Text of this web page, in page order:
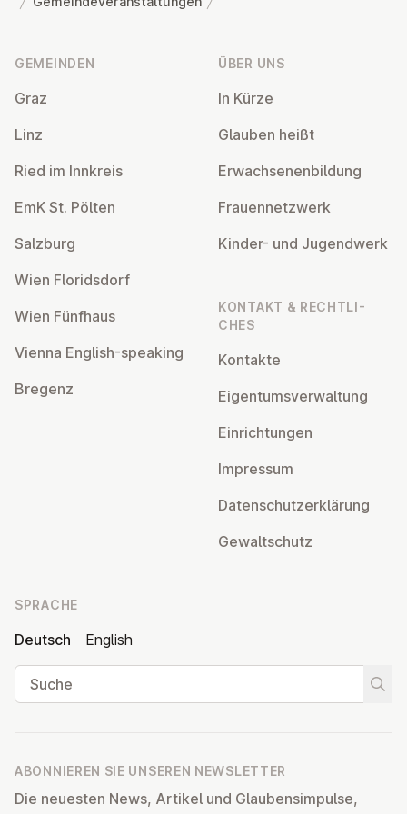
GEMEINDEN
Graz
Linz
Ried im Innkreis
EmK St. Pölten
Salzburg
Wien Flo­rids­dorf
Wien Fünfhaus
Vienna English-speaking
Bregenz
ÜBER UNS
In Kürze
Glauben heißt
Er­wach­se­nen­bil­dung
Frau­en­netz­werk
Kinder- und Ju­gend­werk
KONTAKT & RECHT­LI­
CHES
Kontakte
Ei­gen­tums­ver­wal­tung
Ein­rich­tun­gen
Impressum
Da­ten­schutz­er­klä­rung
Ge­walt­schutz
SPRACHE
Deutsch
English
Suche
ABONNIEREN SIE UNSEREN NEWSLETTER
Die neuesten News, Artikel und Glaubensimpulse,